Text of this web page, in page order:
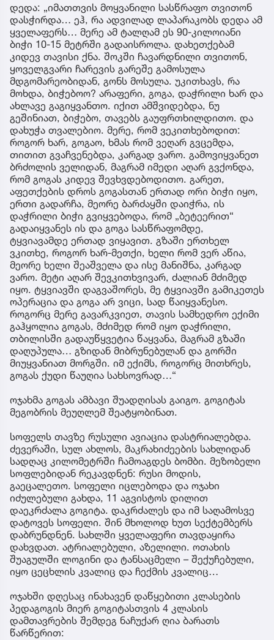
დედა: „იმათთვის მოყვანილი სასწრაფო თვითონ
დასჭირდა… ეჰ, რა ადვილად ლაპარაკობს დედა ამ
ყველაფერს… მერე ამ ტალღამ ეს 90-კილოიანი
ბიჭი 10-15 მეტრში გადაისროლა. დახეთქებამ
კიდევ თავისი ქნა. შოკში ჩავარდნილი თვითონ,
ყოველგვარი ჩარევის გარეშე გამოსულა
მდგომარეობიდან, გონს მოსულა. უკითხავს, რა
მოხდა, ბიჭებოო? არაფერი, გოგა, დაჭრილი ხარ და
ახლავე გაგიყვანთო. იქით ამშვიდებდა, ნუ
გეშინიათ, ბიჭებო, თავებს გაუფრთხილდითო. და
დახუჭა თვალებიო. მერე, რომ ვეკითხებოდით:
როგორ ხარ, გოგაო, ხმას რომ ვეღარ გვცემდა,
თითით გვაჩვენებდა, კარგად ვარო. გამოვიყვანეთ
ბრძოლის ველიდან, მაგრამ იმედი აღარ გვქონდა,
რომ გოგას კიდევ შევხვდებოდითო. გარეთ,
აფეთქების დროს გოგასთან ერთად ორი ბიჭი იყო,
ერთი გადარჩა, მეორე ბარძაყში დაიჭრა, ის
დაჭრილი ბიჭი გვიყვებოდა, რომ „ბეტეერით“
გადაიყვანეს ის და გოგა სასწრაფომდე,
ტყვიავამდე ერთად ვიყავით. გზაში ერთხელ
ვკითხე, როგორ ხარ-მეთქი, ხელი რომ ვერ აწია,
მეორე ხელი შეაშველა და ისე მანიშნა, კარგად
ვარო. მეტი აღარ შევკითხვივარ, ძალიან მძიმედ
იყო. ტყვიავში დაგვაშორეს, მე ტყვიავში გამიკეთეს
ოპერაცია და გოგა არ ვიცი, სად წაიყვანესო.
როგორც მერე გავარკვიეთ, თავის სამხედრო ექიმი
გაჰყოლია გოგას, მძიმედ რომ იყო დაჭრილი,
თბილისში გადაუწყვეტია წაყვანა, მაგრამ გზაში
დაღუპულა… გზიდან მიბრუნებულან და გორში
მიუყვანიათ მორგში. იმ ექიმს, როგორც მითხრეს,
გოგას ქუდი წაუღია სახსოვრად…“
ოჯახმა გოგას ამბავი შუადღისას გაიგო. გოგიტას
მეგობრის მეუღლემ შეატყობინათ.
სოფელს თავზე რუსული ავიაცია დასტრიალებდა.
ძევერაში, სულ ახლოს, მაკრახიძეების სახლიდან
სადღაც კილომეტრში ჩამოაგდეს ბომბი. მეზობელი
სოფლებიდან რეკავდნენ: რუსი მოდის,
გაეცალეთო. სოფელი იცლებოდა და ოჯახი
იძულებული გახდა, 11 აგვისტოს დილით
დაეკრძალა გოგიტა. დაკრძალეს და იმ საღამოსვე
დატოვეს სოფელი. შინ მხოლოდ ხუთ სექტემბერს
დაბრუნდნენ. სახლში ყველაფერი თავდაყირა
დახვდათ. ატრიალებული, აზელილი. ოთახის
შუაგულში ლოგინი და ტანსაცმელი – შექუჩებული,
იყო ცეცხლის კვალიც და ჩექმის კვალიც…
ოჯახში დღესაც ინახავენ დაწყებითი კლასების
პედაგოგის მიერ გოგიტასთვის 4 კლასის
დამთავრების შემდეგ ნაჩუქარ ღია ბარათს
წარწერით: